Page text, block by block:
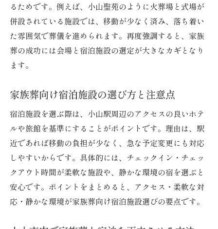
るためです。例えば、小山聖苑のように火葬場と式場が
併設されている施設では、移動が少なく済み、落ち着い
た雰囲気で葬儀を進められます。再度強調すると、家族
葬の成功には会場と宿泊施設の選定が大きなカギとなり
ます。
家族葬向け宿泊施設の選び方と注意点
宿泊施設を選ぶ際は、小山駅周辺のアクセスの良いホテ
ルや旅館を基準にすることがポイントです。理由は、駅
近であれば移動の負担が少なく、急な予定変更にも対応
しやすいからです。具体的には、チェックイン・チェッ
クアウト時間が柔軟な施設や、静かな環境の宿を選ぶと
安心です。ポイントをまとめると、アクセス・柔軟な対
応・静かな環境が家族葬向け宿泊施設選びの要点です。